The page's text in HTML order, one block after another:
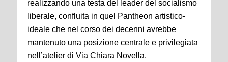
realizzando una testa del leader del socialismo
liberale, confluita in quel Pantheon artistico-
ideale che nel corso dei decenni avrebbe
mantenuto una posizione centrale e privilegiata
nell’atelier di Via Chiara Novella.